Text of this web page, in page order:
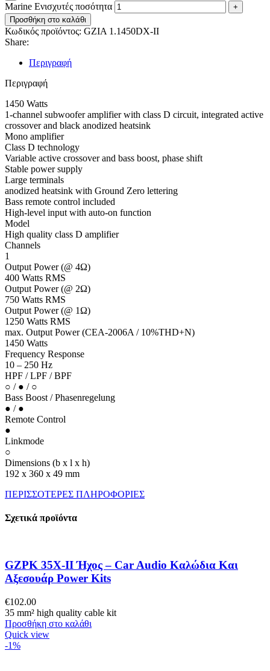
Marine Ενισχυτές ποσότητα
Προσθήκη στο καλάθι
Κωδικός προϊόντος: GZIA 1.1450DX-II
Share:
Περιγραφή
Περιγραφή
1450 Watts
1-channel subwoofer amplifier with class D circuit, integrated active
crossover and black anodized heatsink
Mono amplifier
Class D technology
Variable active crossover and bass boost, phase shift
Stable power supply
Large terminals
anodized heatsink with Ground Zero lettering
Bass remote control included
High-level input with auto-on function
Model
High quality class D amplifier
Channels
1
Output Power (@ 4Ω)
400 Watts RMS
Output Power (@ 2Ω)
750 Watts RMS
Output Power (@ 1Ω)
1250 Watts RMS
max. Output Power (CEA-2006A / 10%THD+N)
1450 Watts
Frequency Response
10 – 250 Hz
HPF / LPF / BPF
○ / ● / ○
Bass Boost / Phasenregelung
● / ●
Remote Control
●
Linkmode
○
Dimensions (b x l x h)
192 x 360 x 49 mm
ΠΕΡΙΣΣΟΤΕΡΕΣ ΠΛΗΡΟΦΟΡΙΕΣ
Σχετικά προϊόντα
GZPK 35X-II Ήχος – Car Audio Καλώδια Και
Αξεσουάρ Power Kits
€102.00
35 mm² high quality cable kit
Προσθήκη στο καλάθι
Quick view
-1%